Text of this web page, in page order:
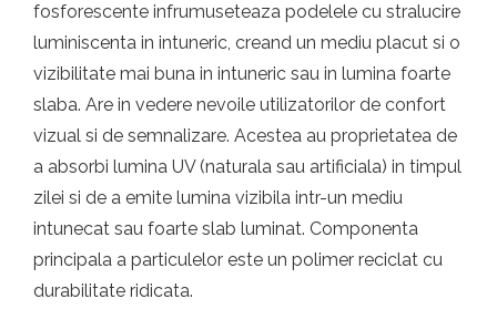
fosforescente infrumuseteaza podelele cu stralucire
luminiscenta in intuneric, creand un mediu placut si o
vizibilitate mai buna in intuneric sau in lumina foarte
slaba. Are in vedere nevoile utilizatorilor de confort
vizual si de semnalizare. Acestea au proprietatea de
a absorbi lumina UV (naturala sau artificiala) in timpul
zilei si de a emite lumina vizibila intr-un mediu
intunecat sau foarte slab luminat. Componenta
principala a particulelor este un polimer reciclat cu
durabilitate ridicata.